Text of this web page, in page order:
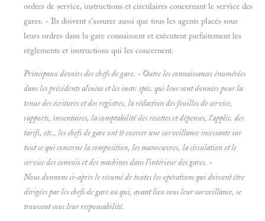
ordres de service, instructions et circulaires concernant le service des
gares. - Ils doivent s'assurer aussi que tous les agents placés sous
leurs ordres dans la gare connaissent et exécutent parfaitement les
règlements et instructions qui les concernent.
Principaux devoirs des chefs de gare. - Outre les connaissances énumérées
dans les précédents alinéas et les instr. spéc. qui leur sont données pour la
tenue des écritures et des registres, la rédaction des feuilles de service,
rapports, inventaires, la comptabilité des recettes et dépenses, l'applic. des
tarifs, etc., les chefs de gare ont ît exercer une surveillance incessante sur
tout ce qui concerne la composition, les manoeuvres, la circulation et le
service des convois et des machines dans l'intérieur des gares. -
Nous donnons ci-après le résumé de toutes les opérations qui doivent être
dirigées par les chefs de gare ou qui, ayant lieu sous leur surveillance, se
trouvent sous leur responsabilité.